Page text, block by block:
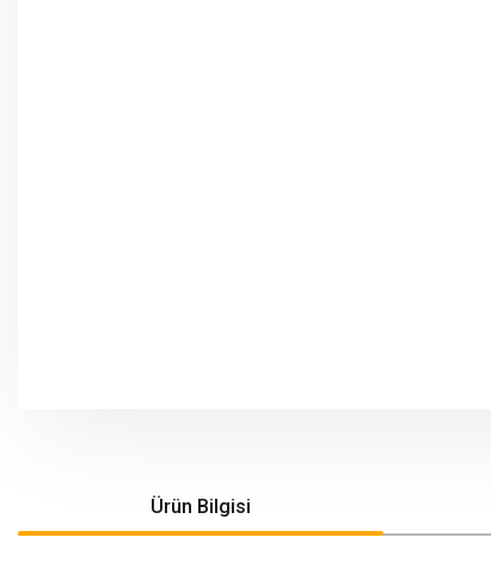
Ürün Bilgisi